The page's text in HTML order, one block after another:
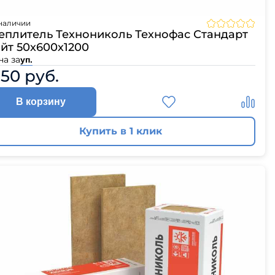
Технониколь Технофас Стандарт
50х600х1200
зауп.
руб.
В корзину
Купить в 1 клик